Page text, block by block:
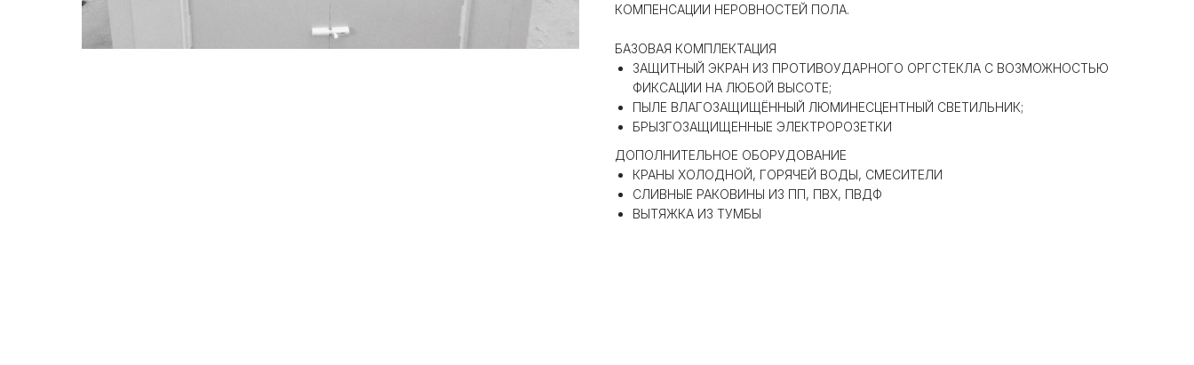
КОМПЕНСАЦИИ НЕРОВНОСТЕЙ ПОЛА.
БАЗОВАЯ КОМПЛЕКТАЦИЯ
ЗАЩИТНЫЙ ЭКРАН ИЗ ПРОТИВОУДАРНОГО ОРГСТЕКЛА С ВОЗМОЖНОСТЬЮ
ФИКСАЦИИ НА ЛЮБОЙ ВЫСОТЕ;
ПЫЛЕ ВЛАГОЗАЩИЩЁННЫЙ ЛЮМИНЕСЦЕНТНЫЙ СВЕТИЛЬНИК;
БРЫЗГОЗАЩИЩЕННЫЕ ЭЛЕКТРОРОЗЕТКИ
ДОПОЛНИТЕЛЬНОЕ ОБОРУДОВАНИЕ
КРАНЫ ХОЛОДНОЙ, ГОРЯЧЕЙ ВОДЫ, СМЕСИТЕЛИ
СЛИВНЫЕ РАКОВИНЫ ИЗ ПП, ПВХ, ПВДФ
ВЫТЯЖКА ИЗ ТУМБЫ